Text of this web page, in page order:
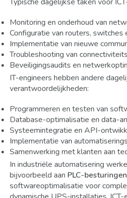
Monitoring en onderhoud van
Configuratie van routers, switches
Implementatie van nieuwe
Troubleshooting van
Beveiligingsaudits en
IT-engineers hebben andere
verantwoordelijkheden:
Programmeren en testen van
Database-optimalisatie en data-
Systeemintegratie en API-
Implementatie van
Samenwerking met klanten aan
In industriële automatisering
bijvoorbeeld aan PLC-besturingen
softwareoptimalisatie voor